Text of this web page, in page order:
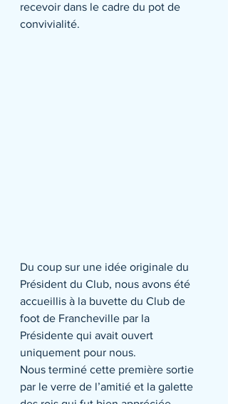
recevoir dans le cadre du pot de
convivialité.
Du coup sur une idée originale du
Président du Club, nous avons été
accueillis à la buvette du Club de
foot de Francheville par la
Présidente qui avait ouvert
uniquement pour nous.
Nous terminé cette première sortie
par le verre de l’amitié et la galette